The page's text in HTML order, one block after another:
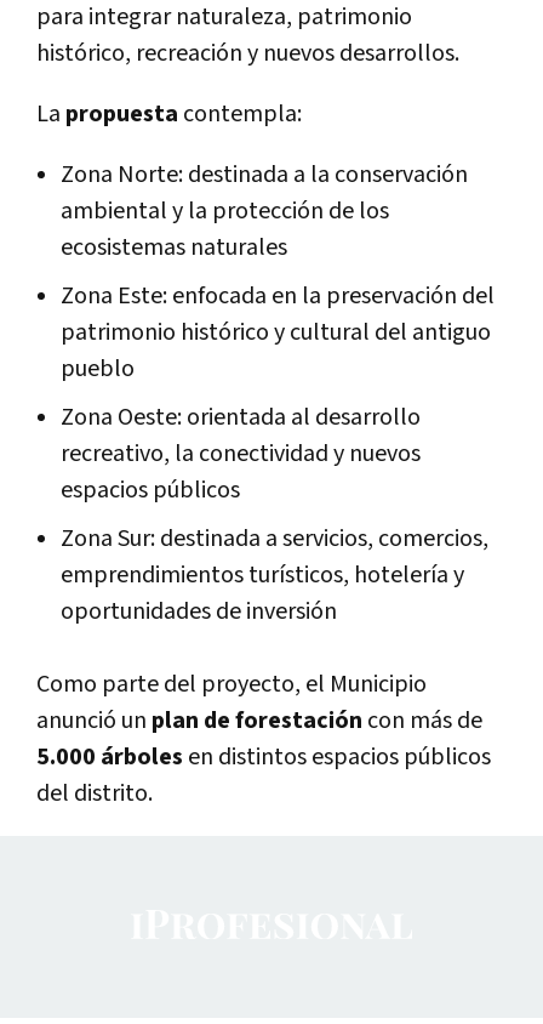
para integrar naturaleza, patrimonio
histórico, recreación y nuevos desarrollos.
La propuesta contempla:
Zona Norte: destinada a la conservación
ambiental y la protección de los
ecosistemas naturales
Zona Este: enfocada en la preservación del
patrimonio histórico y cultural del antiguo
pueblo
Zona Oeste: orientada al desarrollo
recreativo, la conectividad y nuevos
espacios públicos
Zona Sur: destinada a servicios, comercios,
emprendimientos turísticos, hotelería y
oportunidades de inversión
Como parte del proyecto, el Municipio
anunció un plan de forestación con más de
5.000 árboles en distintos espacios públicos
del distrito.